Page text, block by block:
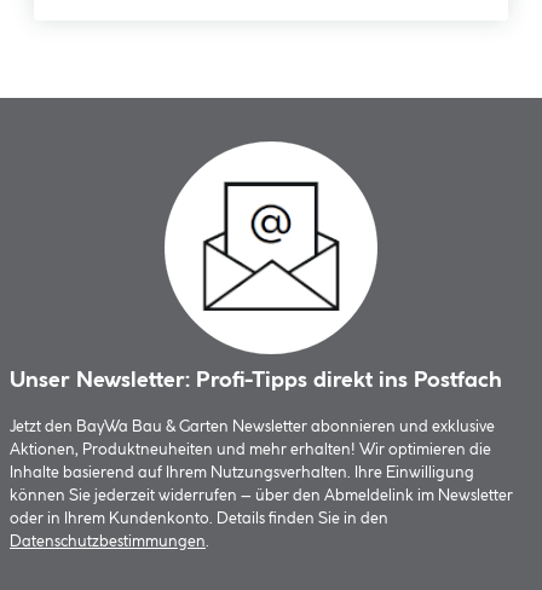
Unser Newsletter: Profi-Tipps direkt ins Postfach
Jetzt den BayWa Bau & Garten Newsletter abonnieren und exklusive
Aktionen, Produktneuheiten und mehr erhalten! Wir optimieren die
Inhalte basierend auf Ihrem Nutzungsverhalten. Ihre Einwilligung
können Sie jederzeit widerrufen – über den Abmeldelink im Newsletter
oder in Ihrem Kundenkonto. Details finden Sie in den
Datenschutzbestimmungen.